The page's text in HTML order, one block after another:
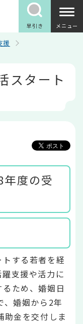
早引き メニュー
援
スタート
年度の受
する若者を経
支援や活力に
ため、婚姻日
、婚姻から2年
金を交付しま